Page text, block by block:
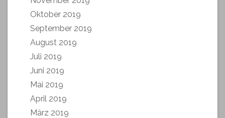
Oktober 2019
September 2019
August 2019
Juli 2019
Juni 2019
Mai 2019
April 2019
März 2019